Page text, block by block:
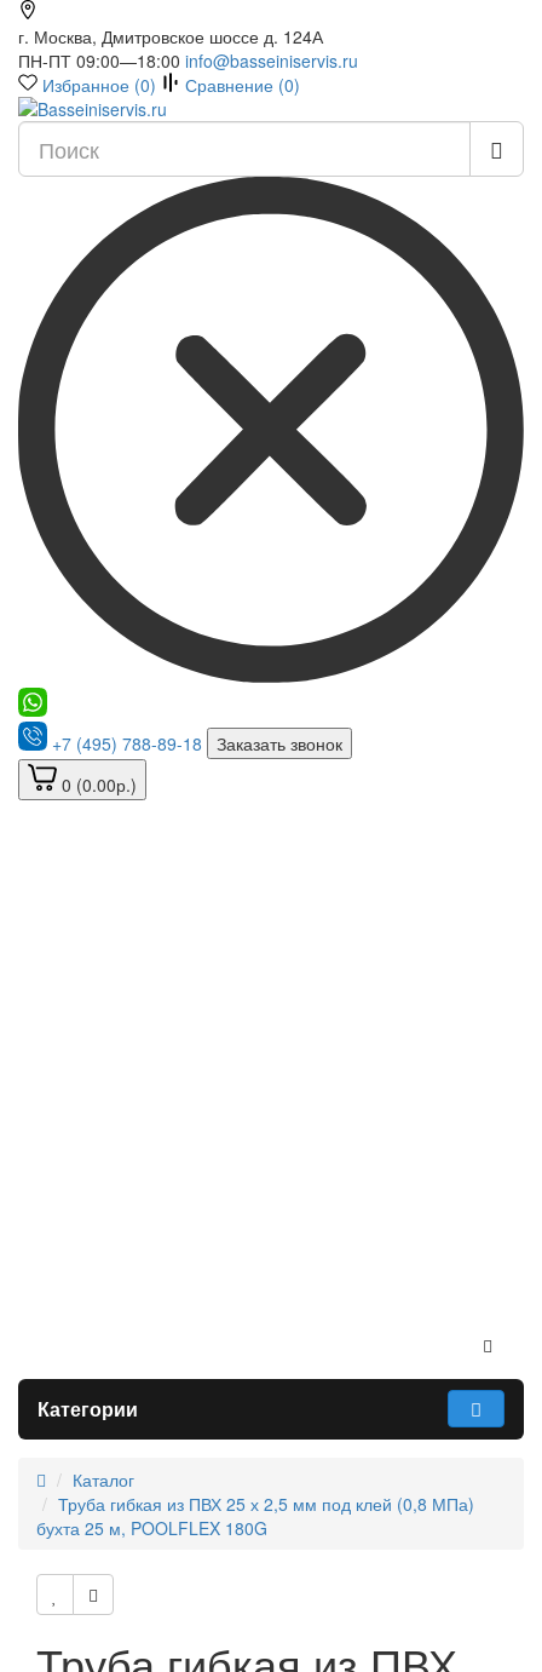
г. Москва, Дмитровское шоссе д. 124А
ПН-ПТ 09:00—18:00 info@basseiniservis.ru
Избранное (0) Сравнение (0)
+7 (495) 788-89-18
Заказать звонок
0 (0.00р.)
Категории
Каталог
Труба гибкая из ПВХ 25 х 2,5 мм под клей (0,8 МПа)
бухта 25 м, POOLFLEX 180G